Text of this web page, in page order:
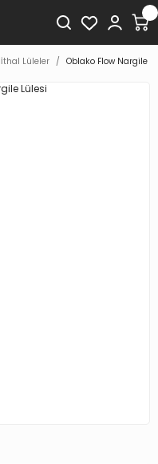
İthal Lüleler Oblako Flow Nargile